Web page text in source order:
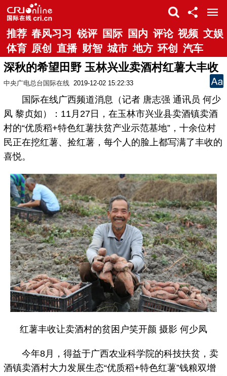
推荐 春风习习 锐评 国际 国内 评论 视频 文娱
体育 原创 直播 财智 城市 地方 环创 汽车
深秋的希望田野 玉林兴业卖酒村红薯大丰收
中央广电总台国际在线 2019-12-02 15:22:33
国际在线广西频道消息（记者 唐志强 通讯员 何少
凤 黎贞如）：11月27日，在玉林市兴业县卖酒镇卖酒
村的“优质稻+特色红薯扶贫产业示范基地”，十余位村
民正在挖红薯、捡红薯，每个人的脸上都写满了丰收的
喜悦。
红薯丰收让卖酒村的贫困户笑开颜 摄影 何少凤
今年8月，得益于广西农业科学院的科技扶贫，卖
酒镇卖酒村大力发展生态“优质稻+特色红薯”钱粮双增